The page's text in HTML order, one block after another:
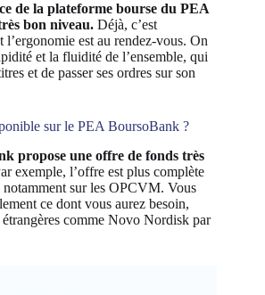
de la plateforme bourse du PEA
bon niveau. Déjà, c’est
l’ergonomie est au rendez-vous. On
et la fluidité de l’ensemble, qui
et de passer ses ordres sur son
sur le PEA BoursoBank ?
propose une offre de fonds très
exemple, l’offre est plus complète
sur les OPCVM. Vous
ce dont vous aurez besoin,
comme Novo Nordisk par